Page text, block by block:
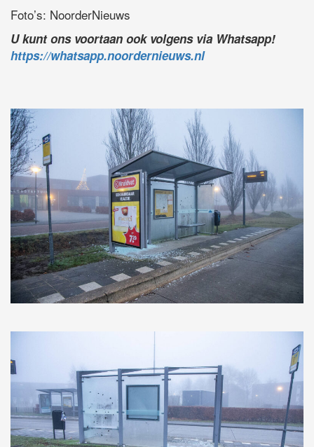
Foto’s: NoorderNieuws
U kunt ons voortaan ook volgens via Whatsapp!
https://whatsapp.noordernieuws.nl